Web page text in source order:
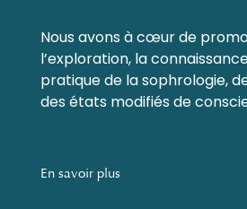
Nous avons à cœur de
l’exploration, la
pratique de la sophrologie,
des états modifiés de
En savoir plus